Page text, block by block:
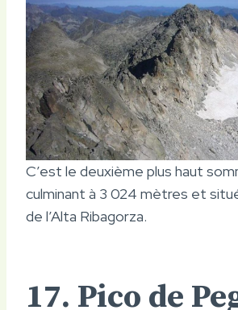
C’est le deuxième plus haut
culminant à 3 024 mètres et
de l’Alta Ribagorza.
17. Pico de